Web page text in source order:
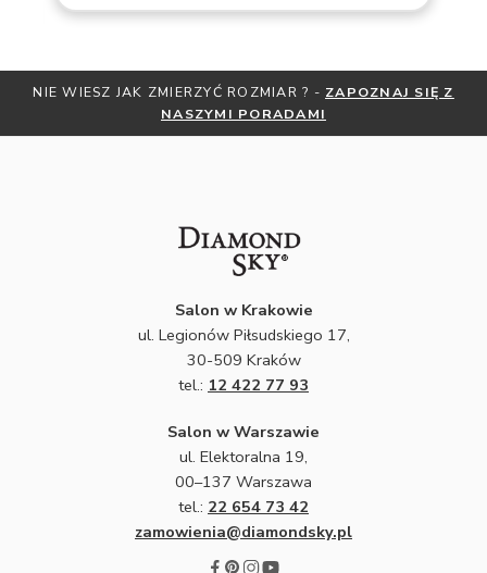
NIE WIESZ JAK ZMIERZYĆ ROZMIAR ? - ZAPOZNAJ SIĘ Z
NASZYMI PORADAMI
Salon w Krakowie
ul. Legionów Piłsudskiego 17,
30-509 Kraków
tel.: 12 422 77 93
Salon w Warszawie
ul. Elektoralna 19,
00–137 Warszawa
tel.: 22 654 73 42
zamowienia@diamondsky.pl